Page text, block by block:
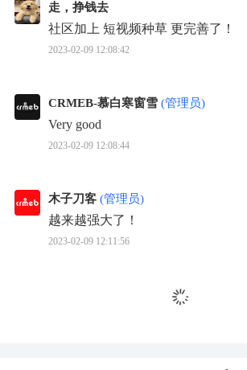
走，挣钱去
社区加上 短视频种草 更完善了！
2023-02-09 12:08:42
CRMEB-慕白寒窗雪 (管理员)
Very good
2023-02-09 12:08:44
木子刀客 (管理员)
越来越强大了！
2023-02-09 12:11:56